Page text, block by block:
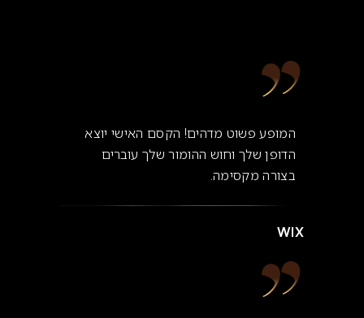
המופע פשוט מדהים! הקסם האישי יוצא
הדופן שלך וחוש ההומור שלך עוברים
בצורה מקסימה.
WIX